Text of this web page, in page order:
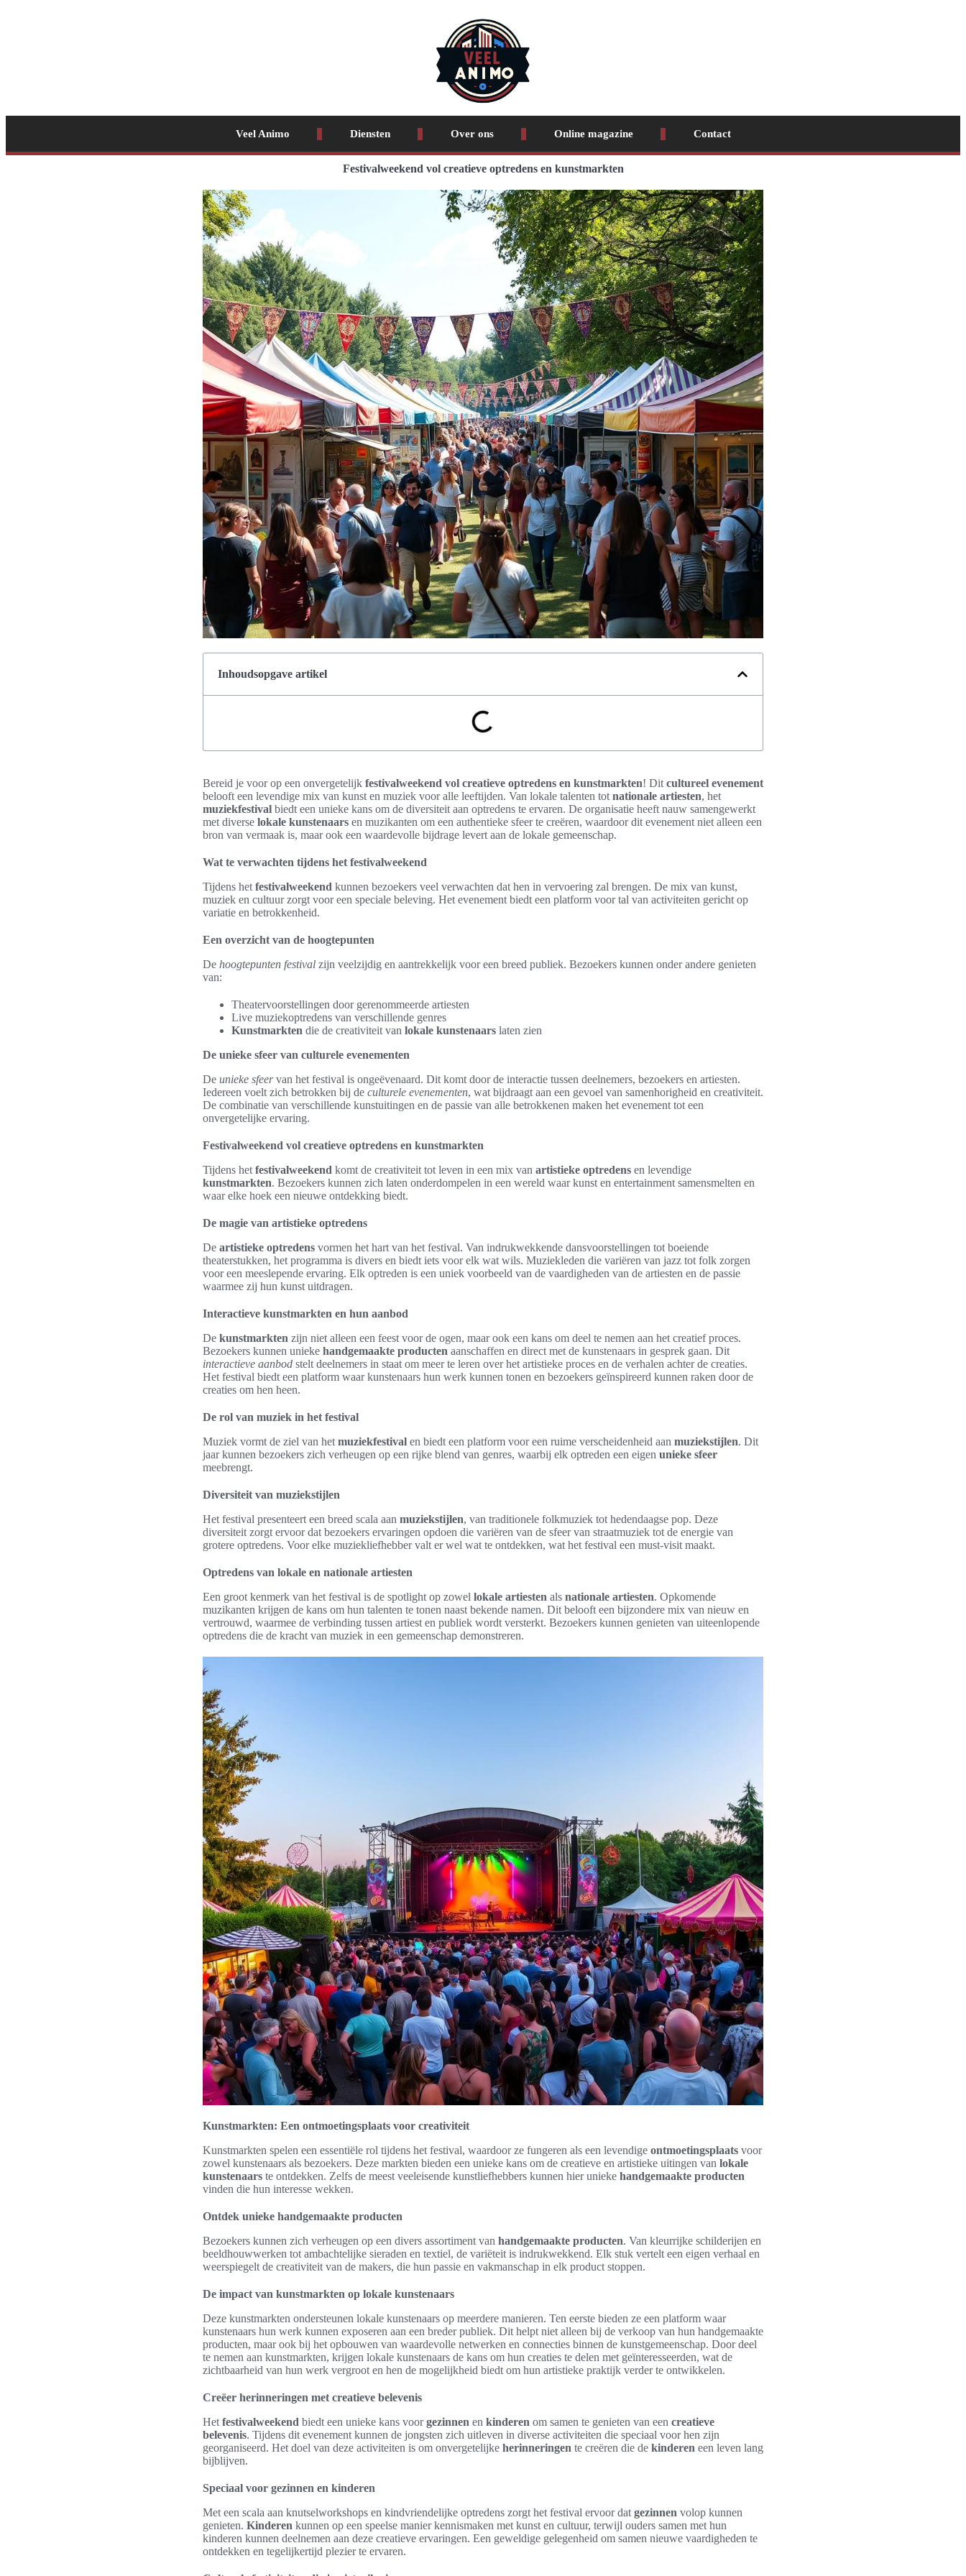
Veel Animo Diensten Over ons Online magazine Contact
Festivalweekend vol creatieve optredens en kunstmarkten
Inhoudsopgave artikel
Bereid je voor op een onvergetelijk festivalweekend vol creatieve optredens en kunstmarkten! Dit cultureel evenement
belooft een levendige mix van kunst en muziek voor alle leeftijden. Van lokale talenten tot nationale artiesten, het
muziekfestival biedt een unieke kans om de diversiteit aan optredens te ervaren. De organisatie heeft nauw samengewerkt
met diverse lokale kunstenaars en muzikanten om een authentieke sfeer te creëren, waardoor dit evenement niet alleen een
bron van vermaak is, maar ook een waardevolle bijdrage levert aan de lokale gemeenschap.
Wat te verwachten tijdens het festivalweekend
Tijdens het festivalweekend kunnen bezoekers veel verwachten dat hen in vervoering zal brengen. De mix van kunst,
muziek en cultuur zorgt voor een speciale beleving. Het evenement biedt een platform voor tal van activiteiten gericht op
variatie en betrokkenheid.
Een overzicht van de hoogtepunten
De hoogtepunten festival zijn veelzijdig en aantrekkelijk voor een breed publiek. Bezoekers kunnen onder andere genieten
van:
Theatervoorstellingen door gerenommeerde artiesten
Live muziekoptredens van verschillende genres
Kunstmarkten die de creativiteit van lokale kunstenaars laten zien
De unieke sfeer van culturele evenementen
De unieke sfeervan het festival is ongeëvenaard. Dit komt door de interactie tussen deelnemers, bezoekers en artiesten.
Iedereen voelt zich betrokken bij de culturele evenementen, wat bijdraagt aan een gevoel van samenhorigheid en creativiteit.
De combinatie van verschillende kunstuitingen en de passie van alle betrokkenen maken het evenement tot een
onvergetelijke ervaring.
Festivalweekend vol creatieve optredens en kunstmarkten
Tijdens het festivalweekend komt de creativiteit tot leven in een mix van artistieke optredens en levendige
kunstmarkten. Bezoekers kunnen zich laten onderdompelen in een wereld waar kunst en entertainment samensmelten en
waar elke hoek een nieuwe ontdekking biedt.
De magie van artistieke optredens
De artistieke optredens vormen het hart van het festival. Van indrukwekkende dansvoorstellingen tot boeiende
theaterstukken, het programma is divers en biedt iets voor elk wat wils. Muziekleden die variëren van jazz tot folk zorgen
voor een meeslepende ervaring. Elk optreden is een uniek voorbeeld van de vaardigheden van de artiesten en de passie
waarmee zij hun kunst uitdragen.
Interactieve kunstmarkten en hun aanbod
De kunstmarkten zijn niet alleen een feest voor de ogen, maar ook een kans om deel te nemen aan het creatief proces.
Bezoekers kunnen unieke handgemaakte producten aanschaffen en direct met de kunstenaars in gesprek gaan. Dit
interactieve aanbod stelt deelnemers in staat om meer te leren over het artistieke proces en de verhalen achter de creaties.
Het festival biedt een platform waar kunstenaars hun werk kunnen tonen en bezoekers geïnspireerd kunnen raken door de
creaties om hen heen.
De rol van muziek in het festival
Muziek vormt de ziel van het muziekfestival en biedt een platform voor een ruime verscheidenheid aan muziekstijlen. Dit
jaar kunnen bezoekers zich verheugen op een rijke blend van genres, waarbij elk optreden een eigen unieke sfeer
meebrengt.
Diversiteit van muziekstijlen
Het festival presenteert een breed scala aan muziekstijlen, van traditionele folkmuziek tot hedendaagse pop. Deze
diversiteit zorgt ervoor dat bezoekers ervaringen opdoen die variëren van de sfeer van straatmuziek tot de energie van
grotere optredens. Voor elke muziekliefhebber valt er wel wat te ontdekken, wat het festival een must-visit maakt.
Optredens van lokale en nationale artiesten
Een groot kenmerk van het festival is de spotlight op zowel lokale artiesten als nationale artiesten. Opkomende
muzikanten krijgen de kans om hun talenten te tonen naast bekende namen. Dit belooft een bijzondere mix van nieuw en
vertrouwd, waarmee de verbinding tussen artiest en publiek wordt versterkt. Bezoekers kunnen genieten van uiteenlopende
optredens die de kracht van muziek in een gemeenschap demonstreren.
Kunstmarkten: Een ontmoetingsplaats voor creativiteit
Kunstmarkten spelen een essentiële rol tijdens het festival, waardoor ze fungeren als een levendige ontmoetingsplaats voor
zowel kunstenaars als bezoekers. Deze markten bieden een unieke kans om de creatieve en artistieke uitingen van lokale
kunstenaars te ontdekken. Zelfs de meest veeleisende kunstliefhebbers kunnen hier unieke handgemaakte producten
vinden die hun interesse wekken.
Ontdek unieke handgemaakte producten
Bezoekers kunnen zich verheugen op een divers assortiment van handgemaakte producten. Van kleurrijke schilderijen en
beeldhouwwerken tot ambachtelijke sieraden en textiel, de variëteit is indrukwekkend. Elk stuk vertelt een eigen verhaal en
weerspiegelt de creativiteit van de makers, die hun passie en vakmanschap in elk product stoppen.
De impact van kunstmarkten op lokale kunstenaars
Deze kunstmarkten ondersteunen lokale kunstenaars op meerdere manieren. Ten eerste bieden ze een platform waar
kunstenaars hun werk kunnen exposeren aan een breder publiek. Dit helpt niet alleen bij de verkoop van hun handgemaakte
producten, maar ook bij het opbouwen van waardevolle netwerken en connecties binnen de kunstgemeenschap. Door deel
te nemen aan kunstmarkten, krijgen lokale kunstenaars de kans om hun creaties te delen met geïnteresseerden, wat de
zichtbaarheid van hun werk vergroot en hen de mogelijkheid biedt om hun artistieke praktijk verder te ontwikkelen.
Creëer herinneringen met creatieve belevenis
Het festivalweekend biedt een unieke kans voorgezinnen en kinderen om samen te genieten van een creatieve
belevenis. Tijdens dit evenement kunnen de jongsten zich uitleven in diverse activiteiten die speciaal voor hen zijn
georganiseerd. Het doel van deze activiteiten is om onvergetelijke herinneringen te creëren die de kinderen een leven lang
bijblijven.
Speciaal voor gezinnen en kinderen
Met een scala aan knutselworkshops en kindvriendelijke optredens zorgt het festival ervoor dat gezinnen volop kunnen
genieten. Kinderen kunnen op een speelse manier kennismaken met kunst en cultuur, terwijl ouders samen met hun
kinderen kunnen deelnemen aan deze creatieve ervaringen. Een geweldige gelegenheid om samen nieuwe vaardigheden te
ontdekken en tegelijkertijd plezier te ervaren.